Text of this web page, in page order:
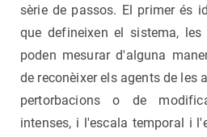
sèrie de passos. El primer és
que defineixen el sistema,
poden mesurar d'alguna
de reconèixer els agents de les
pertorbacions o de
intenses, i l'escala temporal i